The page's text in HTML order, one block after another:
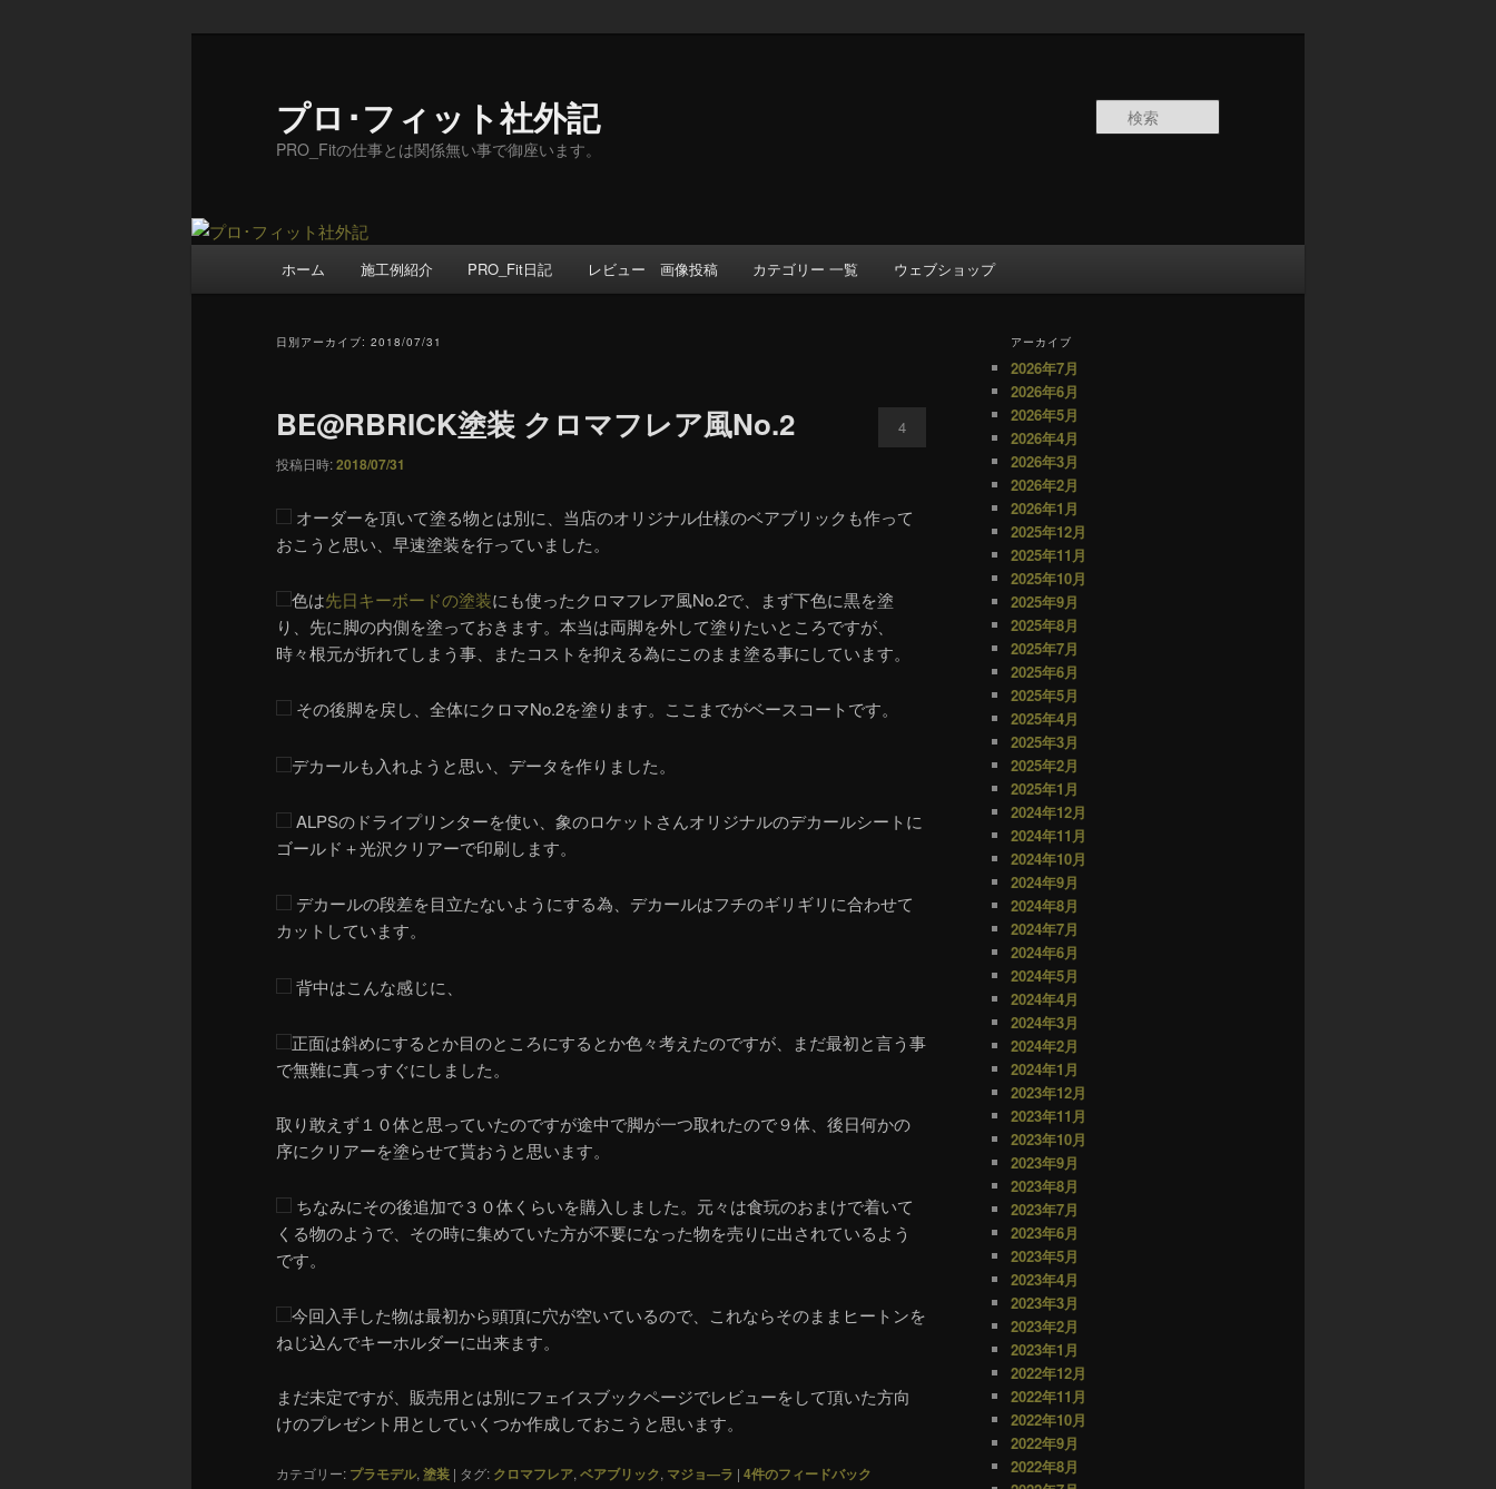
プロ･フィット社外記
PRO_Fitの仕事とは関係無い事で御座います。
ホーム 施工例紹介 PRO_Fit日記 レビュー 画像投稿 カテゴリー 一覧 ウェブショップ
日別アーカイブ: 2018/07/31
BE@RBRICK塗装 クロマフレア風No.2
投稿日時:2018/07/31
4
オーダーを頂いて塗る物とは別に、当店のオリジナル仕様のベアブリックも作って
おこうと思い、早速塗装を行っていました。
色は先日キーボードの塗装にも使ったクロマフレア風No.2で、まず下色に黒を塗
り、先に脚の内側を塗っておきます。本当は両脚を外して塗りたいところですが、
時々根元が折れてしまう事、またコストを抑える為にこのまま塗る事にしています。
その後脚を戻し、全体にクロマNo.2を塗ります。ここまでがベースコートです。
デカールも入れようと思い、データを作りました。
ALPSのドライプリンターを使い、象のロケットさんオリジナルのデカールシートに
ゴールド＋光沢クリアーで印刷します。
デカールの段差を目立たないようにする為、デカールはフチのギリギリに合わせて
カットしています。
背中はこんな感じに、
正面は斜めにするとか目のところにするとか色々考えたのですが、まだ最初と言う事
で無難に真っすぐにしました。
取り敢えず１０体と思っていたのですが途中で脚が一つ取れたので９体、後日何かの
序にクリアーを塗らせて貰おうと思います。
ちなみにその後追加で３０体くらいを購入しました。元々は食玩のおまけで着いて
くる物のようで、その時に集めていた方が不要になった物を売りに出されているよう
です。
今回入手した物は最初から頭頂に穴が空いているので、これならそのままヒートンを
ねじ込んでキーホルダーに出来ます。
まだ未定ですが、販売用とは別にフェイスブックページでレビューをして頂いた方向
けのプレゼント用としていくつか作成しておこうと思います。
カテゴリー: プラモデル, 塗装 | タグ: クロマフレア, ベアブリック, マジョ―ラ | 4件のフィードバック
アーカイブ
2026年7月
2026年6月
2026年5月
2026年4月
2026年3月
2026年2月
2026年1月
2025年12月
2025年11月
2025年10月
2025年9月
2025年8月
2025年7月
2025年6月
2025年5月
2025年4月
2025年3月
2025年2月
2025年1月
2024年12月
2024年11月
2024年10月
2024年9月
2024年8月
2024年7月
2024年6月
2024年5月
2024年4月
2024年3月
2024年2月
2024年1月
2023年12月
2023年11月
2023年10月
2023年9月
2023年8月
2023年7月
2023年6月
2023年5月
2023年4月
2023年3月
2023年2月
2023年1月
2022年12月
2022年11月
2022年10月
2022年9月
2022年8月